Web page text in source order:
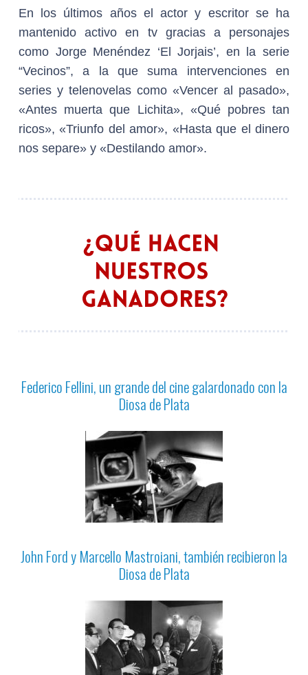
En los últimos años el actor y escritor se ha
mantenido activo en tv gracias a personajes
como Jorge Menéndez ‘El Jorjais’, en la serie
“Vecinos”, a la que suma intervenciones en
series y telenovelas como «Vencer al pasado»,
«Antes muerta que Lichita», «Qué pobres tan
ricos», «Triunfo del amor», «Hasta que el dinero
nos separe» y «Destilando amor».
Federico Fellini, un grande del cine galardonado con la
Diosa de Plata
John Ford y Marcello Mastroiani, también recibieron la
Diosa de Plata